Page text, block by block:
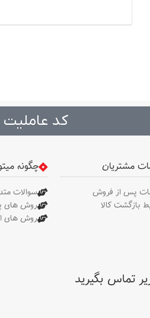
کد عاملیت
مشتریان
پس از فروش
بازگشت کالا
چگونه
سوالات
روش های
روش های
تماس بگیرید